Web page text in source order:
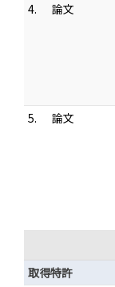
4.
論文
5.
論文
取得特許